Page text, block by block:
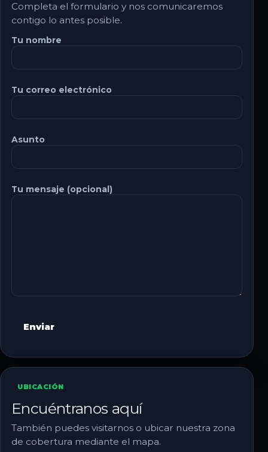
Completa el formulario y nos comunicaremos
contigo lo antes posible.
Tu nombre
Tu correo electrónico
Asunto
Tu mensaje (opcional)
UBICACIÓN
Encuéntranos aquí
También puedes visitarnos o ubicar nuestra zona
de cobertura mediante el mapa.